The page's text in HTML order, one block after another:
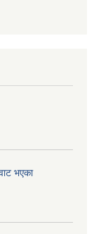
भएका